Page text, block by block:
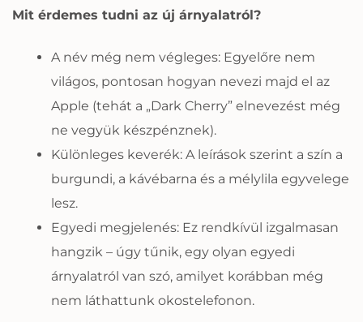
Mit érdemes tudni az új árnyalatról?
A név még nem végleges: Egyelőre nem
világos, pontosan hogyan nevezi majd el az
Apple (tehát a „Dark Cherry” elnevezést még
ne vegyük készpénznek).
Különleges keverék: A leírások szerint a szín a
burgundi, a kávébarna és a mélylila egyvelege
lesz.
Egyedi megjelenés: Ez rendkívül izgalmasan
hangzik – úgy tűnik, egy olyan egyedi
árnyalatról van szó, amilyet korábban még
nem láthattunk okostelefonon.